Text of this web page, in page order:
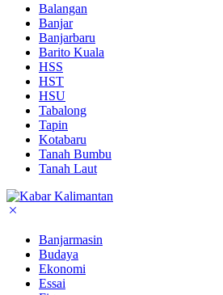
Balangan
Banjar
Banjarbaru
Barito Kuala
HSS
HST
HSU
Tabalong
Tapin
Kotabaru
Tanah Bumbu
Tanah Laut
Banjarmasin
Budaya
Ekonomi
Essai